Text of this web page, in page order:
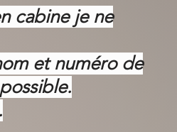
cabine je ne
et numéro de